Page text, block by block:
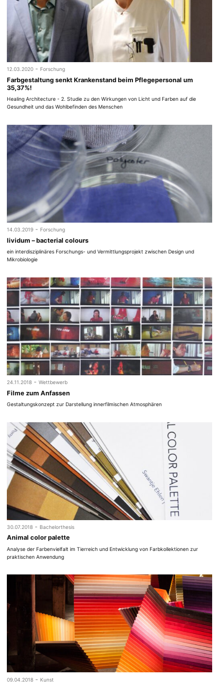
12.03.2020 - Forschung
Farbgestaltung senkt Krankenstand beim Pflegepersonal um
35,37%!
Healing Architecture - 2. Studie zu den Wirkungen von Licht und Farben auf die
Gesundheit und das Wohlbefinden des Menschen
14.03.2019 - Forschung
lividum – bacterial colours
ein interdisziplinäres Forschungs- und Vermittlungsprojekt zwischen Design und
Mikrobiologie
24.11.2018 - Wettbewerb
Filme zum Anfassen
Gestaltungskonzept zur Darstellung innerfilmischen Atmosphären
30.07.2018 - Bachelorthesis
Animal color palette
Analyse der Farbenvielfalt im Tierreich und Entwicklung von Farbkollektionen zur
praktischen Anwendung
09.04.2018 - Kunst